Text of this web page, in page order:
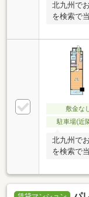
北九州で
を検索で
敷金な
駐車場(近
北九州で
を検索で